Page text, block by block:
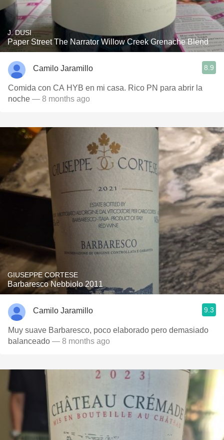
J. DUSI
Paper Street The Narrator Willow Creek Grenache Blend
Camilo Jaramillo 8.9
Comida con CA HYB en mi casa. Rico PN para abrir la
noche — 8 months ago
GIUSEPPE CORTESE
Barbaresco Nebbiolo 2011
Camilo Jaramillo 9.3
Muy suave Barbaresco, poco elaborado pero demasiado
balanceado — 8 months ago